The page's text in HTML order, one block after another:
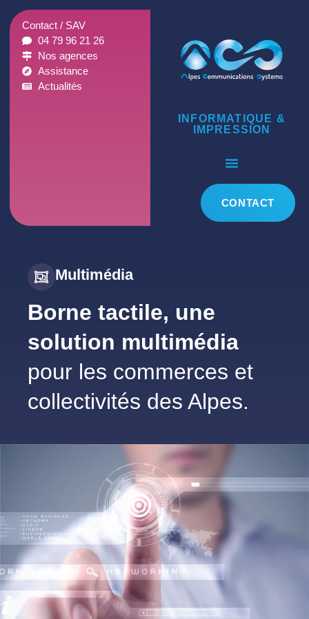
Contact / SAV
04 79 96 21 26
Nos agences
Assistance
Actualités
INFORMATIQUE &
IMPRESSION
CONTACT
Multimédia
Borne tactile, une solution
multimédiapour les
commerces et collectivités
des Alpes.